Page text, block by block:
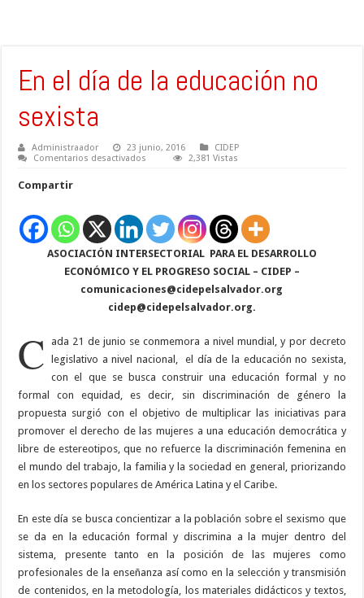
En el día de la educación no
sexista
Administraador 23 junio, 2016
CIDEP
Comentarios desactivados
educación
no
sexista
2,381 Vistas
Compartir
ASOCIACIÓN INTERSECTORIAL PARA EL DESARROLLO
ECONÓMICO Y EL PROGRESO SOCIAL – CIDEP –
comunicaciones@cidepelsalvador.org
cidep@cidepelsalvador.org.
C
ada 21 de junio se conmemora a nivel mundial, y por decreto
legislativo a nivel nacional,
el día de la educación no sexista,
con el que se busca construir una educación formal y no
formal con equidad, es decir, sin discriminación de género la
propuesta surgió con el objetivo de multiplicar las iniciativas para
promover el derecho de las mujeres a una educación democrática y
libre de estereotipos, que no refuerce la discriminación femenina en
el mundo del trabajo, la familia y la sociedad en general, priorizando
en los sectores populares de América Latina y el Caribe.
En este día se busca concientizar a la población sobre el sexismo que
se da en la educación formal y discrimina a la mujer dentro del
sistema, presente tanto en la posición de las mujeres como
profesionales de la enseñanza así como en la selección y transmisión
de contenidos, en la metodología, los materiales didácticos y textos,